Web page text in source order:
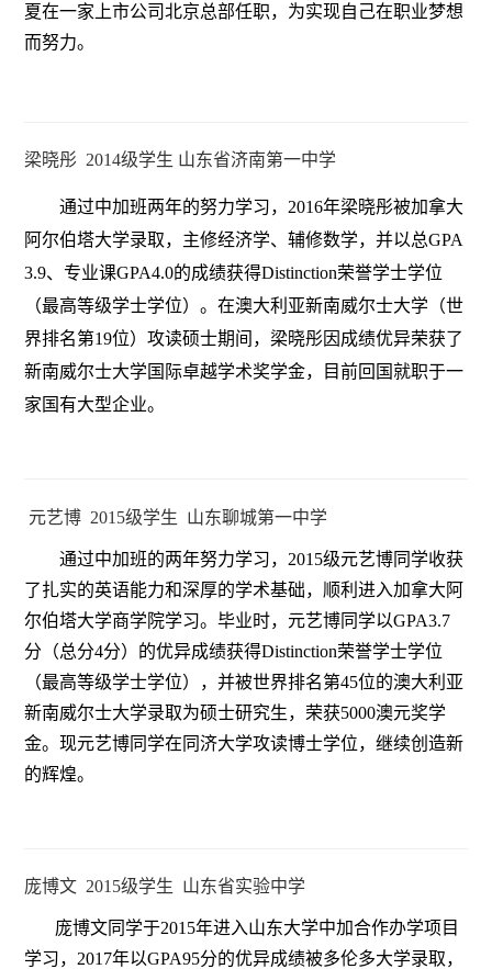
夏在一家上市公司北京总部任职，为实现自己在职业梦想
而努力。
梁晓彤 2014级学生 山东省济南第一中学
通过中加班两年的努力学习，2016年梁晓彤被加拿大
阿尔伯塔大学录取，主修经济学、辅修数学，并以总GPA
3.9、专业课GPA4.0的成绩获得Distinction荣誉学士学位
（最高等级学士学位）。在澳大利亚新南威尔士大学（世
界排名第19位）攻读硕士期间，梁晓彤因成绩优异荣获了
新南威尔士大学国际卓越学术奖学金，目前回国就职于一
家国有大型企业。
元艺博 2015级学生 山东聊城第一中学
通过中加班的两年努力学习，2015级元艺博同学收获
了扎实的英语能力和深厚的学术基础，顺利进入加拿大阿
尔伯塔大学商学院学习。毕业时，元艺博同学以GPA3.7
分（总分4分）的优异成绩获得Distinction荣誉学士学位
（最高等级学士学位），并被世界排名第45位的澳大利亚
新南威尔士大学录取为硕士研究生，荣获5000澳元奖学
金。现元艺博同学在同济大学攻读博士学位，继续创造新
的辉煌。
庞博文 2015级学生 山东省实验中学
庞博文同学于2015年进入山东大学中加合作办学项目
学习，2017年以GPA95分的优异成绩被多伦多大学录取，